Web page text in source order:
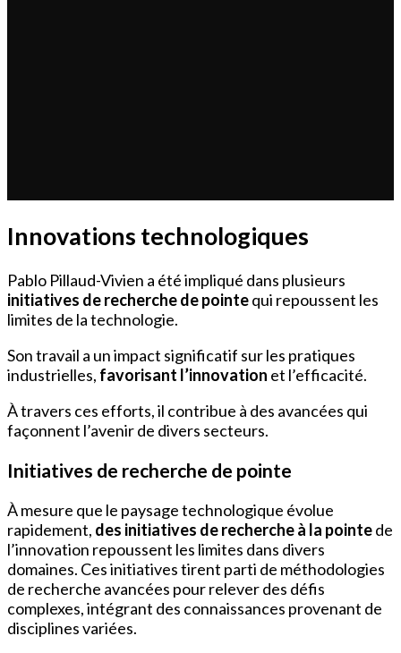
Innovations technologiques
Pablo Pillaud-Vivien a été impliqué dans plusieurs
initiatives de recherche de pointequi repoussent les
limites de la technologie.
Son travail a un impact significatif sur les pratiques
industrielles, favorisant l’innovation et l’efficacité.
À travers ces efforts, il contribue à des avancées qui
façonnent l’avenir de divers secteurs.
Initiatives de recherche de pointe
À mesure que le paysage technologique évolue
rapidement, des initiatives de recherche à la pointede
l’innovation repoussent les limites dans divers
domaines. Ces initiatives tirent parti de méthodologies
de recherche avancées pour relever des défis
complexes, intégrant des connaissances provenant de
disciplines variées.